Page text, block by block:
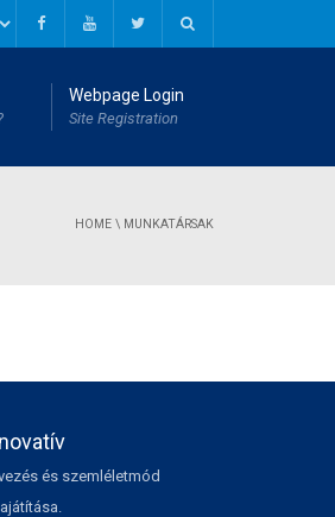
Webpage Login
Site Registration
HOME \ MUNKATÁRSAK
és szemléletmód